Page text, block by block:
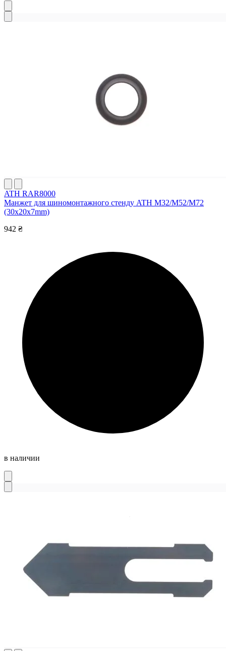
ATH RAR8000
Манжет для шиномонтажного стенду ATH M32/M52/M72
(30x20x7mm)
942 ₴
в наличии